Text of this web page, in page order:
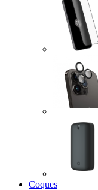
Coques